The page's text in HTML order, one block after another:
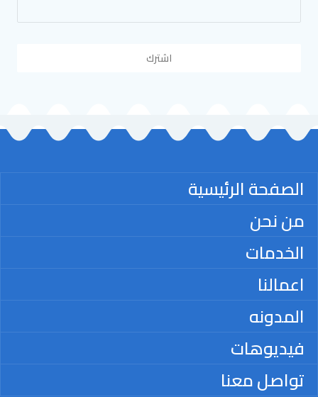
اشترك
الصفحة الرئيسية
من نحن
الخدمات
اعمالنا
المدونه
فيديوهات
تواصل معنا